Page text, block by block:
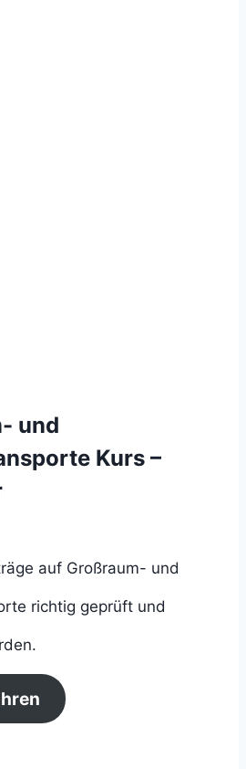
und
Kurs –
auf Großraum- und
richtig geprüft und